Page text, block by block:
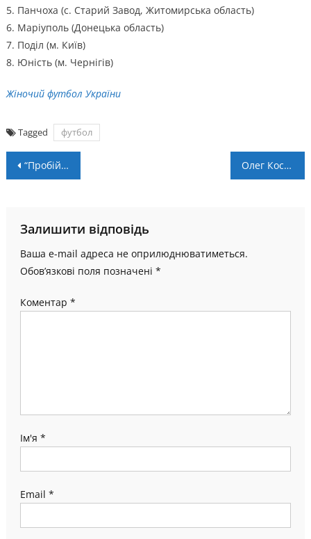
5. Панчоха (с. Старий Завод, Житомирська область)
6. Маріуполь (Донецька область)
7. Поділ (м. Київ)
8. Юність (м. Чернігів)
Жіночий футбол України
Tagged футбол
Навігація
“Пробій” – “Хуст” – 4:0. Післямова Олег Кос, Ярослав Пархуць і Богдан Оринчак – у символічній збірній 1-го раунду Кубка України
Залишити відповідь
Ваша e-mail адреса не оприлюднюватиметься.
Обов’язкові поля позначені *
Коментар *
Ім'я *
Email *